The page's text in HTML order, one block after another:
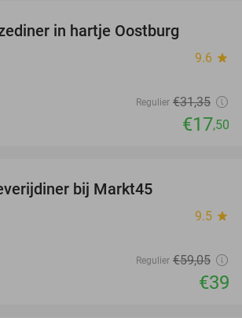
in hartje Oostburg
9.6 star
Regulier €31,35
€17,50
bij Markt45
9.5 star
Regulier €59,05
€39